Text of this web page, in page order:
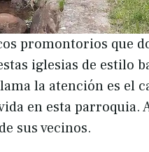
promontorios que
iglesias de estilo
la atención es el
en esta parroquia.
sus vecinos.